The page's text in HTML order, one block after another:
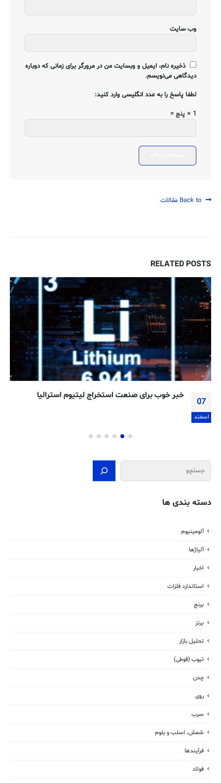
وب‌ سایت
ذخیره نام، ایمیل و وبسایت من در مرورگر برای زمانی که دوباره
دیدگاهی می‌نویسم.
لطفا پاسخ را به عدد انگلیسی وارد کنید:
1 × پنج =
RELATED POSTS
07
اسفند
خبر خوب برای صنعت استخراج لیتیوم استرالیا
جستجو
دسته بندی ها
آلومینیوم
آلیاژها
اخبار
استاندارد فلزات
برنج
برنز
تحلیل بازار
تیوب (قوطی)
چدن
روی
سرب
شمش، اسلب و بلوم
فرآیندها
فولاد